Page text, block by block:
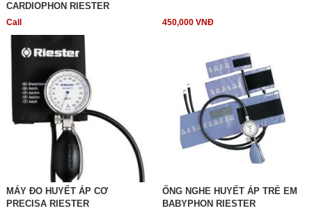
CARDIOPHON RIESTER
Call 450,000 VNĐ
MÁY ĐO HUYẾT ÁP CƠ
PRECISA RIESTER
ỐNG NGHE HUYẾT ÁP TRẺ EM
BABYPHON RIESTER